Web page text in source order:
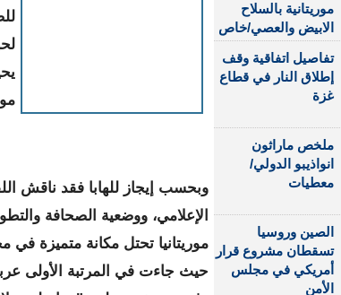
موريتانية بالسلاح
الابيض والعصي/خاص
تفاصيل اتفاقية وقف
إطلاق النار في قطاع
غزة
ملخص ماراثون
انواذيبو الدولي/
معطيات
الصين وروسيا
تسقطان مشروع قرار
أمريكي في مجلس
الأمن
وبحسب إيجاز للهابا فقد ناقش
الإعلامي، ووضعية الصحافة
موريتانيا تحتل مكانة متميزة